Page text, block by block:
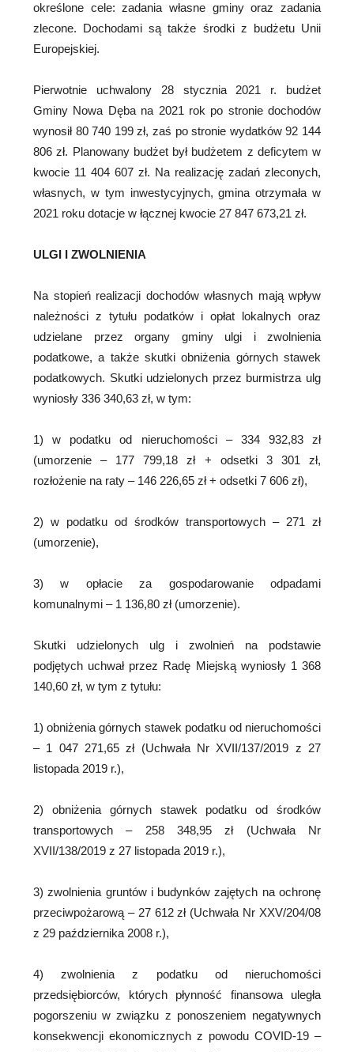
określone cele: zadania własne gminy oraz zadania
zlecone. Dochodami są także środki z budżetu Unii
Europejskiej.
Pierwotnie uchwalony 28 stycznia 2021 r. budżet
Gminy Nowa Dęba na 2021 rok po stronie dochodów
wynosił 80 740 199 zł, zaś po stronie wydatków 92 144
806 zł. Planowany budżet był budżetem z deficytem w
kwocie 11 404 607 zł. Na realizację zadań zleconych,
własnych, w tym inwestycyjnych, gmina otrzymała w
2021 roku dotacje w łącznej kwocie 27 847 673,21 zł.
ULGI I ZWOLNIENIA
Na stopień realizacji dochodów własnych mają wpływ
należności z tytułu podatków i opłat lokalnych oraz
udzielane przez organy gminy ulgi i zwolnienia
podatkowe, a także skutki obniżenia górnych stawek
podatkowych. Skutki udzielonych przez burmistrza ulg
wyniosły 336 340,63 zł, w tym:
1) w podatku od nieruchomości – 334 932,83 zł
(umorzenie – 177 799,18 zł + odsetki 3 301 zł,
rozłożenie na raty – 146 226,65 zł + odsetki 7 606 zł),
2) w podatku od środków transportowych – 271 zł
(umorzenie),
3) w opłacie za gospodarowanie odpadami
komunalnymi – 1 136,80 zł (umorzenie).
Skutki udzielonych ulg i zwolnień na podstawie
podjętych uchwał przez Radę Miejską wyniosły 1 368
140,60 zł, w tym z tytułu:
1) obniżenia górnych stawek podatku od nieruchomości
– 1 047 271,65 zł (Uchwała Nr XVII/137/2019 z 27
listopada 2019 r.),
2) obniżenia górnych stawek podatku od środków
transportowych – 258 348,95 zł (Uchwała Nr
XVII/138/2019 z 27 listopada 2019 r.),
3) zwolnienia gruntów i budynków zajętych na ochronę
przeciwpożarową – 27 612 zł (Uchwała Nr XXV/204/08
z 29 października 2008 r.),
4) zwolnienia z podatku od nieruchomości
przedsiębiorców, których płynność finansowa uległa
pogorszeniu w związku z ponoszeniem negatywnych
konsekwencji ekonomicznych z powodu COVID-19 –